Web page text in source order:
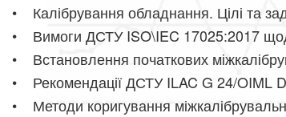
• Калібрування обладнання. Цілі та
• Вимоги ДСТУ ISO\IEC 17025:2017
• Встановлення початкових
• Рекомендації ДСТУ ILAC G 24/OIML
• Методи коригування